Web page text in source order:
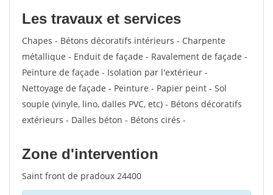
Les travaux et services
Chapes - Bétons décoratifs intérieurs - Charpente
métallique - Enduit de façade - Ravalement de façade -
Peinture de façade - Isolation par l'extérieur -
Nettoyage de façade - Peinture - Papier peint - Sol
souple (vinyle, lino, dalles PVC, etc) - Bétons décoratifs
extérieurs - Dalles béton - Bétons cirés -
Zone d'intervention
Saint front de pradoux 24400